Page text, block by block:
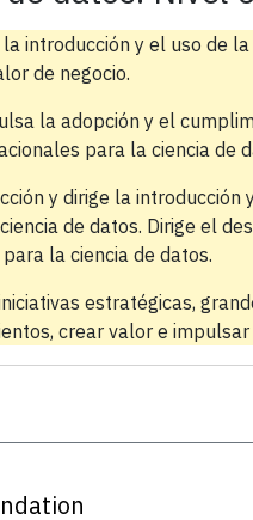
introducción y el uso de
de negocio.
la adopción y el
para la ciencia de
y dirige la introducción
de datos. Dirige el
la ciencia de datos.
estratégicas,
crear valor e